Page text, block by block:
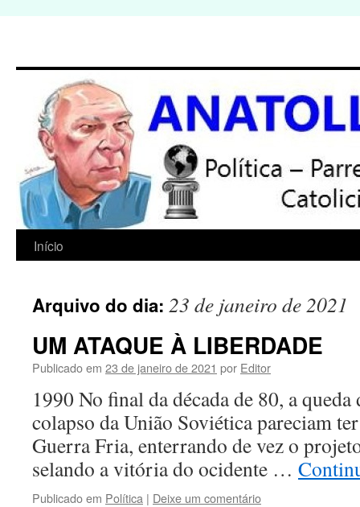
Pular
conteúdo
Início
Arquivo do dia: 23 de janeiro de 2021
UM ATAQUE À LIBERDADE
Publicado em 23 de janeiro de 2021 por Editor
1990 No final da década de 80, a
colapso da União Soviética pareciam
Guerra Fria, enterrando de vez o
selando a vitória do ocidente …
Publicado em Política | Deixe um comentário